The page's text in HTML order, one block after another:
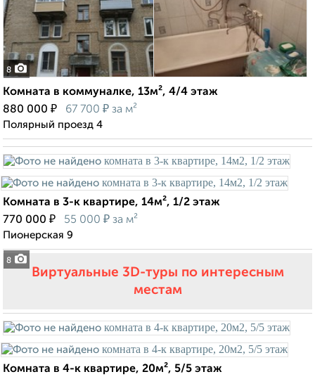
8
Комната в коммуналке, 13м², 4/4 этаж
880 000 ₽ 67 700 ₽ за м²
Полярный проезд 4
8
Комната в 3-к квартире, 14м², 1/2 этаж
770 000 ₽ 55 000 ₽ за м²
Пионерская 9
Виртуальные 3D-туры по интересным
местам
Комната в 4-к квартире, 20м², 5/5 этаж